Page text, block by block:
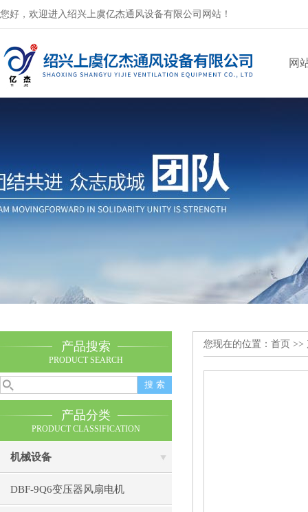
您好，欢迎进入绍兴上虞亿杰通风设备有限公司网站！
网
产品搜索
PRODUCT SEARCH
产品分类
PRODUCT CLASSIFICATION
机械设备
DBF-9Q6变压器风扇电机
您现在的位置： 首页 >>